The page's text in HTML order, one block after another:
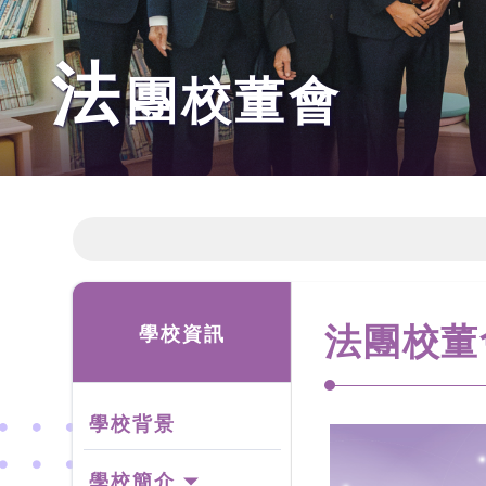
法團校董會
學校資訊
學校背景
學校簡介
法團校